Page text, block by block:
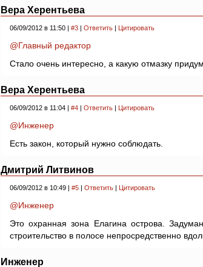
Вера Херентьева
06/09/2012 в 11:50 | #3 | Ответить | Цитировать
@Главный редактор
Стало очень интересно, а какую отмазку
Вера Херентьева
06/09/2012 в 11:04 | #4 | Ответить | Цитировать
@Инженер
Есть закон, который нужно соблюдать.
Дмитрий Литвинов
06/09/2012 в 10:49 | #5 | Ответить | Цитировать
@Инженер
Это охранная зона Елагина острова.
строительство в полосе непросредственно
Инженер